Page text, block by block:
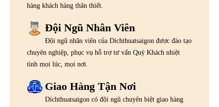
hàng khách hàng thân thiết.
Đội Ngũ Nhân Viên
Đội ngũ nhân viên của Dichthuatsaigon được đào tạo
chuyên nghiệp, phục vụ hỗ trợ tư vấn Quý Khách nhiệt
tình mọi lúc, mọi nơi.
Giao Hàng Tận Nơi
Dichthuatsaigon có đội ngũ chuyên biệt giao hàng